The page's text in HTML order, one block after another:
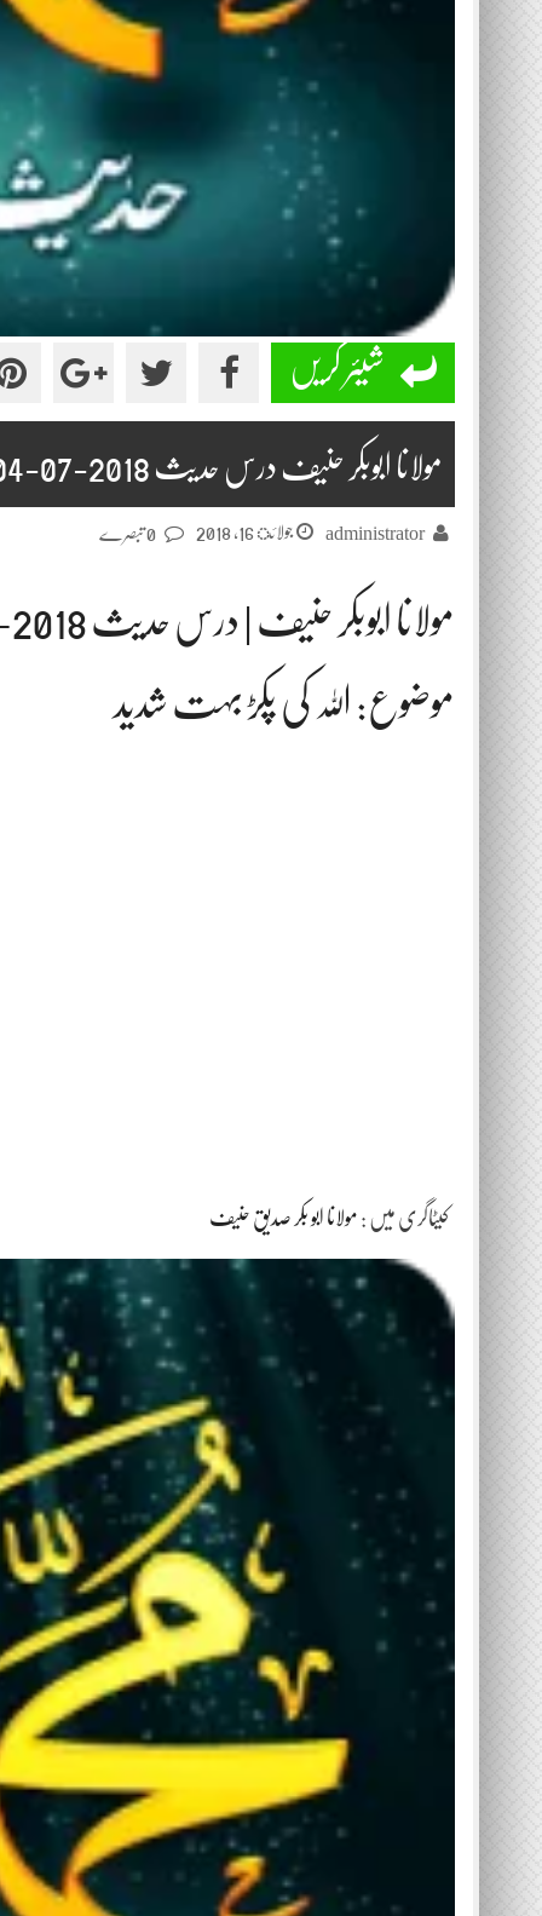
شیئر کریں
مولانا ابوبکر حنیف درس حدیث 2018-07-04
administrator جولائ 16, 2018
مولانا ابوبکر حنیف | درس حدیث 2018-07-04
موضوع: اللہ کی پکڑ بہت شدید
کیٹاگری میں : مولانا ابو بکر صدیق حنیف